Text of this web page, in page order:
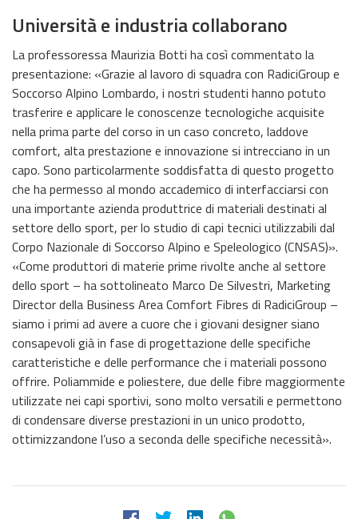
Università e industria collaborano
La professoressa Maurizia Botti ha così commentato la
presentazione: «Grazie al lavoro di squadra con RadiciGroup e
Soccorso Alpino Lombardo, i nostri studenti hanno potuto
trasferire e applicare le conoscenze tecnologiche acquisite
nella prima parte del corso in un caso concreto, laddove
comfort, alta prestazione e innovazione si intrecciano in un
capo. Sono particolarmente soddisfatta di questo progetto
che ha permesso al mondo accademico di interfacciarsi con
una importante azienda produttrice di materiali destinati al
settore dello sport, per lo studio di capi tecnici utilizzabili dal
Corpo Nazionale di Soccorso Alpino e Speleologico (CNSAS)».
«Come produttori di materie prime rivolte anche al settore
dello sport – ha sottolineato Marco De Silvestri, Marketing
Director della Business Area Comfort Fibres di RadiciGroup –
siamo i primi ad avere a cuore che i giovani designer siano
consapevoli già in fase di progettazione delle specifiche
caratteristiche e delle performance che i materiali possono
offrire. Poliammide e poliestere, due delle fibre maggiormente
utilizzate nei capi sportivi, sono molto versatili e permettono
di condensare diverse prestazioni in un unico prodotto,
ottimizzandone l’uso a seconda delle specifiche necessità».